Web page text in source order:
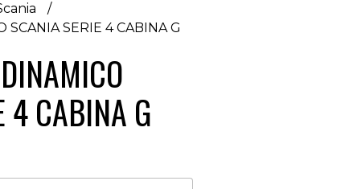
SERIE 4 CABINA G
4 CABINA G